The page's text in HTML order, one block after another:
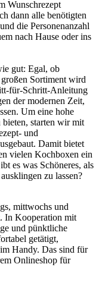
Wunschrezept
dann alle benötigten
die Personenanzahl
nach Hause oder ins
gut: Egal, ob
Sortiment wird
für-Schritt-Anleitung
der modernen Zeit,
Um eine hohe
bieten, starten wir mit
und
Damit bietet
vielen Kochboxen ein
es was Schöneres, als
zu lassen?
mittwochs und
In Kooperation mit
und pünktliche
getätigt,
Handy. Das sind für
Onlineshop für